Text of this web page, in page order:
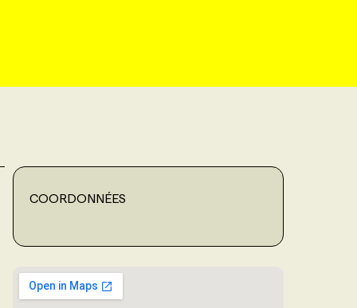
COORDONNÉES